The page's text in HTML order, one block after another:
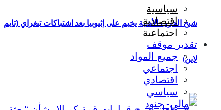
شبح الحرب الأهلية يخيم على إثيوبيا بعد اشتباكات تيغراي (تايم
لاين)
سياسية
اقتصادية
اجتماعية
تقدير موقف
جميع المواد
اجتماعي
اقتصادي
سياسي